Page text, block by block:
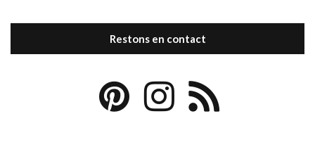
Restons en contact